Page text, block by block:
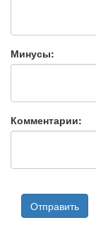
Минусы:
Комментарии: